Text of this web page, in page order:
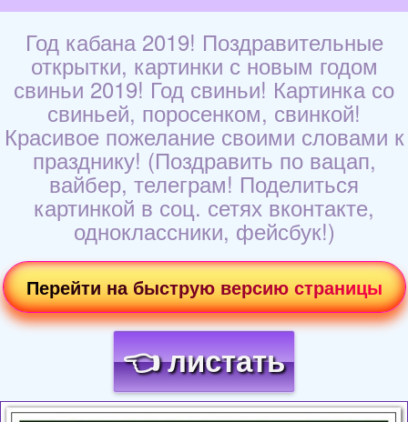
Год кабана 2019! Поздравительные
открытки, картинки с новым годом
свиньи 2019! Год свиньи! Картинка со
свиньей, поросенком, свинкой!
Красивое пожелание своими словами к
празднику! (Поздравить по вацап,
вайбер, телеграм! Поделиться
картинкой в соц. сетях вконтакте,
одноклассники, фейсбук!)
Перейти на быструю версию страницы
👈 листать
Загрузка картинки...